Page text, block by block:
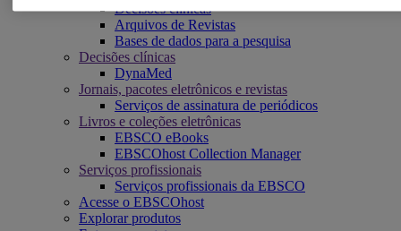
Decisões clínicas
Arquivos de Revistas
Bases de dados para a pesquisa
Decisões clínicas
DynaMed
Jornais, pacotes eletrônicos e revistas
Serviços de assinatura de periódicos
Livros e coleções eletrônicas
EBSCO eBooks
EBSCOhost Collection Manager
Serviços profissionais
Serviços profissionais da EBSCO
Acesse o EBSCOhost
Explorar produtos